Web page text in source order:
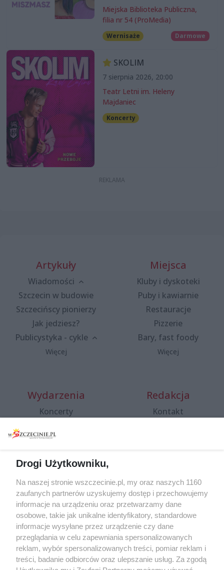
Miejska Biblioteka Publiczna,
filia nr 54 (ProMedia)
Wernisaże Darmowe
SKOLIM
7 sierpnia 2026, 20:00
Teatr Letni im. Heleny
Majdaniec
Koncerty
Artykuły
Wiadomości
Szczecin w budowie
Szczecińscy pionierzy
Jak jedziesz?
Publicystyka - cykle
Więcej
Miejsca
Kluby i dyskoteki
Puby i kawiarnie
Restauracje
Pizzerie
Bary, fast foody
Więcej
Wydarzenia
Koncerty
Spacery i oprowadzania
targi
Wernisaże
Więcej
Redakcja
Kontakt
Specjalny koncert z okazji
20. urodzin portalu
wSzczecinie.pl
Regulamin konkursów
śniadaniówka "Hej
Szczecin! Jest piątek!"
Drogi Użytkowniku,
Na naszej stronie wszczecinie.pl, my oraz naszych 1160
zaufanych partnerów uzyskujemy dostęp i przechowujemy
informacje na urządzeniu oraz przetwarzamy dane
osobowe, takie jak unikalne identyfikatory, standardowe
informacje wysyłane przez urządzenie czy dane
przeglądania w celu zapewniania spersonalizowanych
reklam, wybór spersonalizowanych treści, pomiar reklam i
treści, badanie odbiorców oraz ulepszanie usług. Za zgodą